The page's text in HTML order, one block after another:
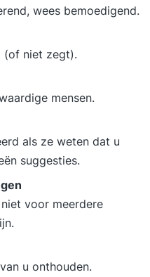
wees bemoedigend.
(of niet zegt).
mensen.
als ze weten dat u
suggesties.
voor meerdere
u onthouden.